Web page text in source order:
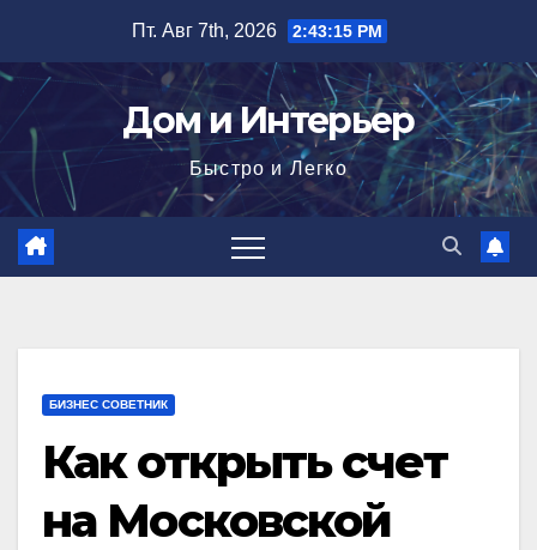
содержимому
Пт. Авг 7th, 2026 2:43:16 PM
Дом и Интерьер
Быстро и Легко
БИЗНЕС СОВЕТНИК
Как открыть счет
на Московской